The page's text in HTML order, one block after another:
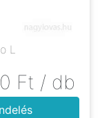
L
Ft / db